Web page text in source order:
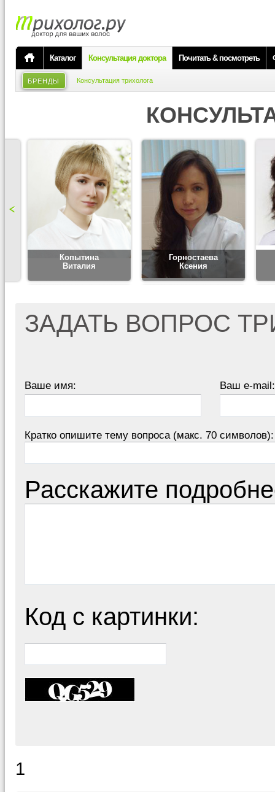
Каталог Консультация доктора Почитать & посмотреть
БРЕНДЫ Консультация трихолога
Копытина
Виталия
Горностаева
Ксения
ЗАДАТЬ ВОПРОС
Ваше имя: Ваш e-mail:
Кратко опишите тему вопроса (макс. 70 символов):
Расскажите
Код с картинки:
1